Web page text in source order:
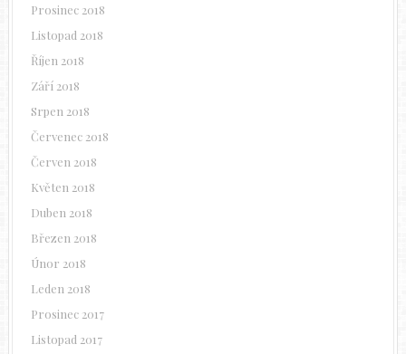
Prosinec 2018
Listopad 2018
Říjen 2018
Září 2018
Srpen 2018
Červenec 2018
Červen 2018
Květen 2018
Duben 2018
Březen 2018
Únor 2018
Leden 2018
Prosinec 2017
Listopad 2017